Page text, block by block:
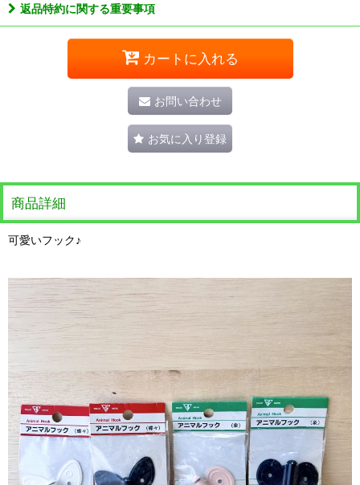
返品特約に関する重要事項
カートに入れる
お問い合わせ
お気に入り登録
商品詳細
可愛いフック♪